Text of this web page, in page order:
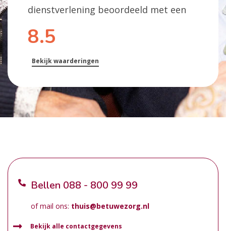
dienstverlening beoordeeld met een
8.5
Bekijk waarderingen
Bellen 088 - 800 99 99
of mail ons: thuis@betuwezorg.nl
Bekijk alle contactgegevens